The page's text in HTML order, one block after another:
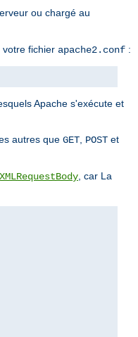
ou chargé au
votre fichier apache2.conf :
Apache s'exécute et
autres que GET POST et
, car La